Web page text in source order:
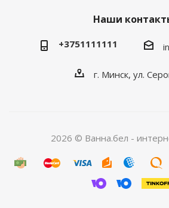
Наши
+3751111111
г. Минск, ул.
2026 © Ванна.бел -